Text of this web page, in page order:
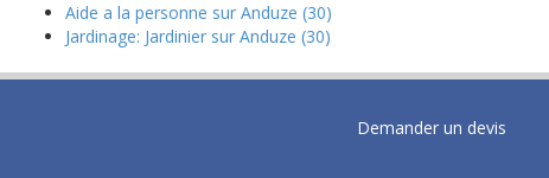
Aide a la personne sur Anduze (30)
Jardinage: Jardinier sur Anduze (30)
Demander un devis